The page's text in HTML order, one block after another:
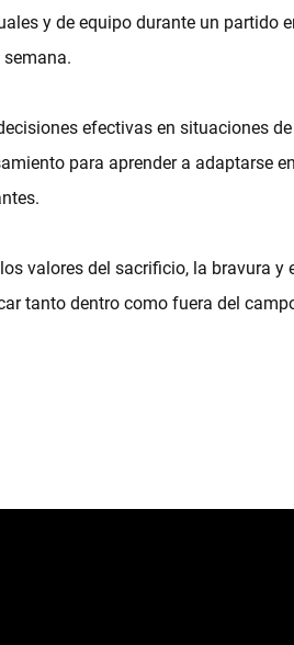
y de equipo durante un partido
efectivas en situaciones de
para aprender a adaptarse en
valores del sacrificio, la bravura y
tanto dentro como fuera del